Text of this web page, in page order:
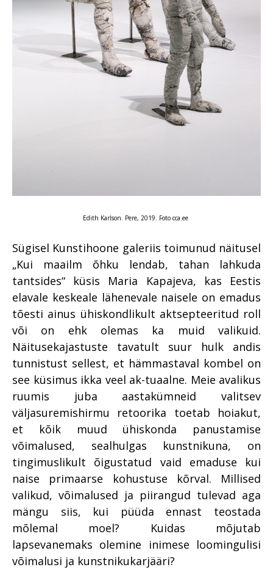
Edith Karlson. Pere, 2019. Foto cca.ee
Sügisel Kunstihoone galeriis toimunud näitusel
„Kui maailm õhku lendab, tahan lahkuda
tantsides“ küsis Maria Kapajeva, kas Eestis
elavale keskeale lähenevale naisele on emadus
tõesti ainus ühiskondlikult aktsepteeritud roll
või on ehk olemas ka muid valikuid.
Näitusekajastuste tavatult suur hulk andis
tunnistust sellest, et hämmastaval kombel on
see küsimus ikka veel ak-tuaalne. Meie avalikus
ruumis juba aastakümneid valitsev
väljasuremishirmu retoorika toetab hoiakut,
et kõik muud ühiskonda panustamise
võimalused, sealhulgas kunstnikuna, on
tingimuslikult õigustatud vaid emaduse kui
naise primaarse kohustuse kõrval. Millised
valikud, võimalused ja piirangud tulevad aga
mängu siis, kui püüda ennast teostada
mõlemal moel? Kuidas mõjutab
lapsevanemaks olemine inimese loomingulisi
võimalusi ja kunstnikukarjääri?